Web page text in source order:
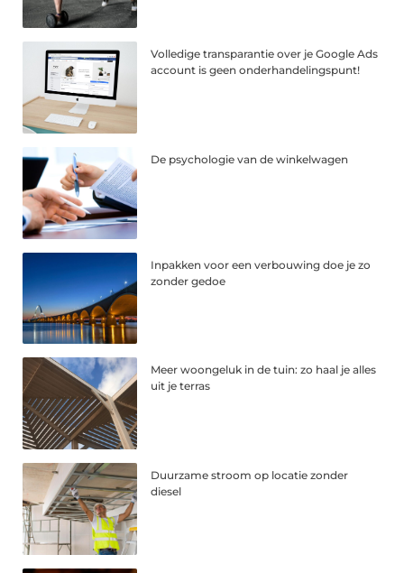
Volledige transparantie over je Google Ads
account is geen onderhandelingspunt!
De psychologie van de winkelwagen
Inpakken voor een verbouwing doe je zo
zonder gedoe
Meer woongeluk in de tuin: zo haal je alles
uit je terras
Duurzame stroom op locatie zonder
diesel